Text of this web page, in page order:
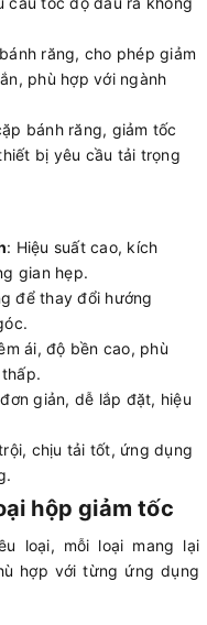
răng, cho phép giảm
phù hợp với ngành
bánh răng, giảm tốc
bị yêu cầu tải trọng
: Hiệu suất cao, kích
gian hẹp.
để thay đổi hướng
ái, độ bền cao, phù
giản, dễ lắp đặt, hiệu
chịu tải tốt, ứng dụng
hộp giảm tốc
loại, mỗi loại mang lại
hợp với từng ứng dụng